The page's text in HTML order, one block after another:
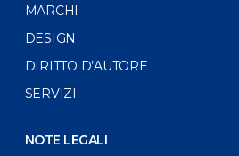
MARCHI
DESIGN
DIRITTO D’AUTORE
SERVIZI
NOTE LEGALI